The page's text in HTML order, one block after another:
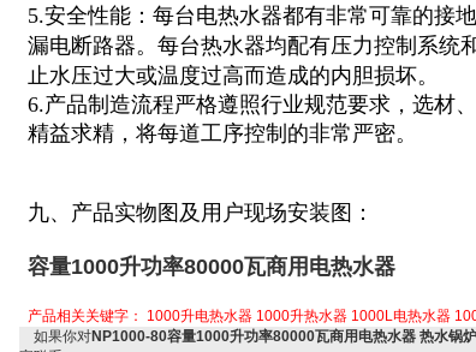
5.安全性能：每台电热水器都有非常可靠的接
漏电断路器。每台热水器均配有压力控制系统
止水压过大或温度过高而造成的内胆损坏。
6.产品制造流程严格遵照行业规范要求，选材
精益求精，将每道工序控制的非常严密。
九、产品实物图及用户现场安装图：
容量1000升功率80000瓦商用电热水器
产品相关关键字： 1000升电热水器 1000升热水器 1000L电热水器
如果你对NP1000-80容量1000升功率80000瓦商用电热水器 热水锅炉